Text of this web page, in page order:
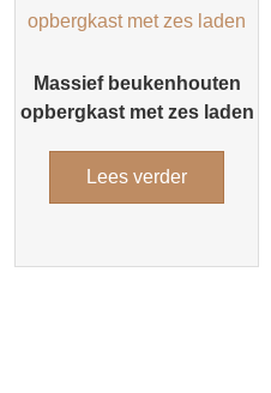
Massief beukenhouten
opbergkast met zes laden
Lees verder